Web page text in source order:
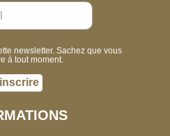
newsletter. Sachez que vous
à tout moment.